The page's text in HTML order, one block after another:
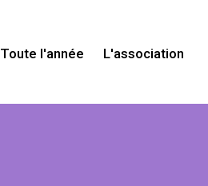
Toute l'année L'association